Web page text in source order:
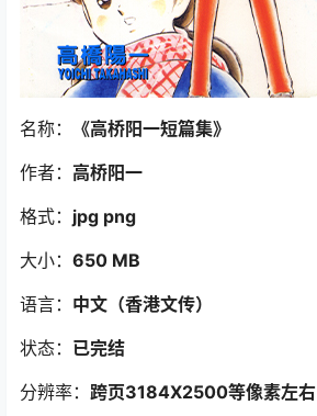
名称：
《高桥阳一短篇集》
作者： 高桥阳一
格式： jpg png
大小： 650 MB
语言： 中文（香港文传）
状态： 已完结
分辨率： 跨页3184X2500等像素左右